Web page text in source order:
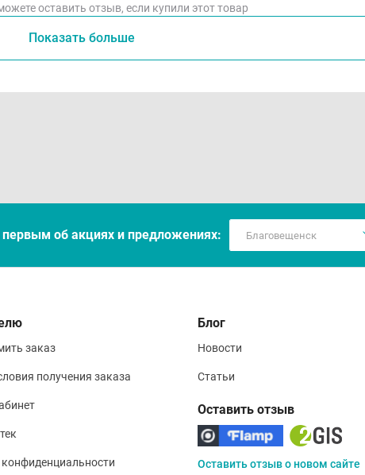
оставить отзыв, если купили этот товар
Показать больше
об акцияx и предложениях:
заказ
получения заказа
Блог
Новости
Статьи
Оставить отзыв
Оставить отзыв о новом сайте